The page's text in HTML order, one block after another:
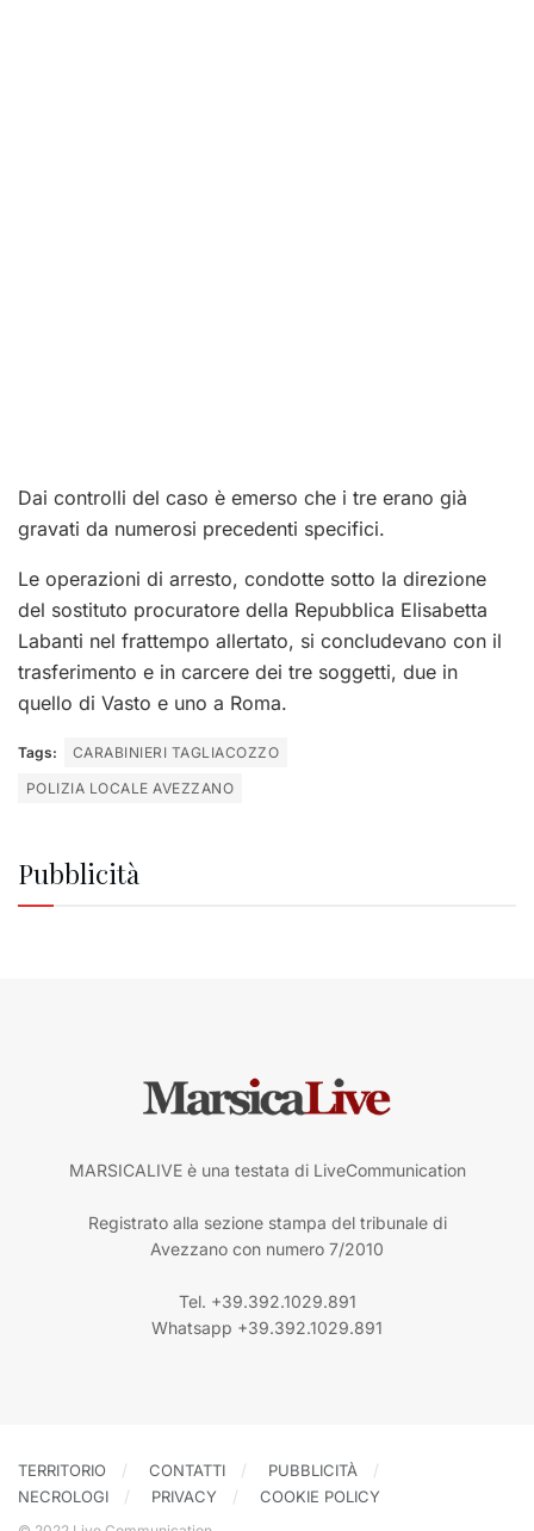
Dai controlli del caso è emerso che i tre erano già
gravati da numerosi precedenti specifici.
Le operazioni di arresto, condotte sotto la direzione
del sostituto procuratore della Repubblica Elisabetta
Labanti nel frattempo allertato, si concludevano con il
trasferimento e in carcere dei tre soggetti, due in
quello di Vasto e uno a Roma.
Tags:
CARABINIERI TAGLIACOZZO
POLIZIA LOCALE AVEZZANO
Pubblicità
MARSICALIVE è una testata di LiveCommunication
Registrato alla sezione stampa del tribunale di
Avezzano con numero 7/2010
Tel. +39.392.1029.891
Whatsapp +39.392.1029.891
TERRITORIO CONTATTI
PUBBLICITÀ
NECROLOGI
PRIVACY COOKIE POLICY